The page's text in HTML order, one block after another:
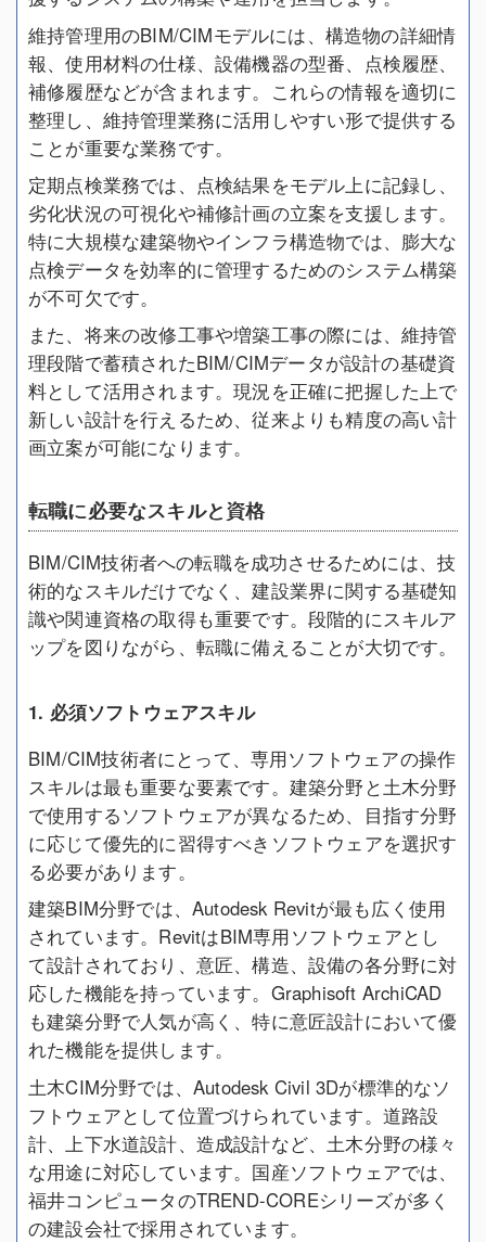
維持管理用のBIM/CIMモデルには、構造物の詳細情
報、使用材料の仕様、設備機器の型番、点検履歴、
補修履歴などが含まれます。これらの情報を適切に
整理し、維持管理業務に活用しやすい形で提供する
ことが重要な業務です。
定期点検業務では、点検結果をモデル上に記録し、
劣化状況の可視化や補修計画の立案を支援します。
特に大規模な建築物やインフラ構造物では、膨大な
点検データを効率的に管理するためのシステム構築
が不可欠です。
また、将来の改修工事や増築工事の際には、維持管
理段階で蓄積されたBIM/CIMデータが設計の基礎資
料として活用されます。現況を正確に把握した上で
新しい設計を行えるため、従来よりも精度の高い計
画立案が可能になります。
転職に必要なスキルと資格
BIM/CIM技術者への転職を成功させるためには、技
術的なスキルだけでなく、建設業界に関する基礎知
識や関連資格の取得も重要です。段階的にスキルア
ップを図りながら、転職に備えることが大切です。
1. 必須ソフトウェアスキル
BIM/CIM技術者にとって、専用ソフトウェアの操作
スキルは最も重要な要素です。建築分野と土木分野
で使用するソフトウェアが異なるため、目指す分野
に応じて優先的に習得すべきソフトウェアを選択す
る必要があります。
建築BIM分野では、Autodesk Revitが最も広く使用
されています。RevitはBIM専用ソフトウェアとし
て設計されており、意匠、構造、設備の各分野に対
応した機能を持っています。Graphisoft ArchiCAD
も建築分野で人気が高く、特に意匠設計において優
れた機能を提供します。
土木CIM分野では、Autodesk Civil 3Dが標準的なソ
フトウェアとして位置づけられています。道路設
計、上下水道設計、造成設計など、土木分野の様々
な用途に対応しています。国産ソフトウェアでは、
福井コンピュータのTREND-COREシリーズが多く
の建設会社で採用されています。